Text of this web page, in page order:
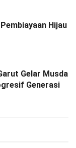
Hijau
Gelar Musda
Generasi